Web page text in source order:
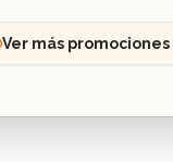
Ver más promociones